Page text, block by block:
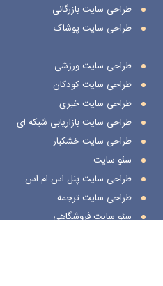
طراحی سایت بازرگانی
طراحی سایت پوشاک
طراحی سایت ورزشی
طراحی سایت کودکان
طراحی سایت خبری
طراحی سایت بازاریابی شبکه ای
طراحی سایت خشکبار
سئو سایت
طراحی سایت پنل اس ام اس
طراحی سایت ترجمه
سئو سایت فروشگاهی